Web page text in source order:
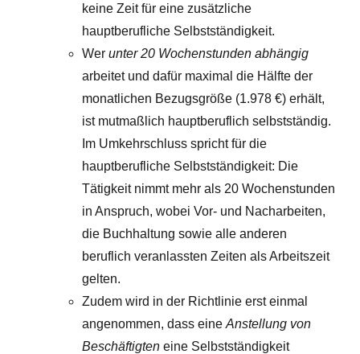
keine Zeit für eine zusätzliche
hauptberufliche Selbstständigkeit.
Werunter 20 Wochenstunden abhängig
arbeitet und dafür maximal die Hälfte der
monatlichen Bezugsgröße (1.978 €) erhält,
ist mutmaßlich hauptberuflich selbstständig.
Im Umkehrschluss spricht für die
hauptberufliche Selbstständigkeit: Die
Tätigkeit nimmt mehr als 20 Wochenstunden
in Anspruch, wobei Vor- und Nacharbeiten,
die Buchhaltung sowie alle anderen
beruflich veranlassten Zeiten als Arbeitszeit
gelten.
Zudem wird in der Richtlinie erst einmal
angenommen, dass eineAnstellung von
Beschäftigten eine Selbstständigkeit